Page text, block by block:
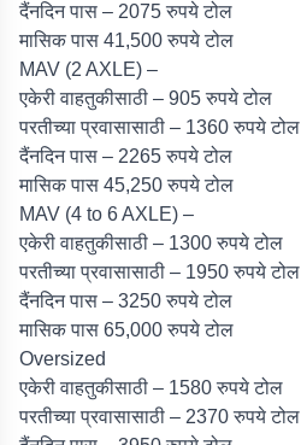
दैंनदिन पास – 2075 रुपये टोल
मासिक पास 41,500 रुपये टोल
MAV (2 AXLE) –
एकेरी वाहतुकीसाठी – 905 रुपये टोल
परतीच्या प्रवासासाठी – 1360 रुपये टोल
दैंनदिन पास – 2265 रुपये टोल
मासिक पास 45,250 रुपये टोल
MAV (4 to 6 AXLE) –
एकेरी वाहतुकीसाठी – 1300 रुपये टोल
परतीच्या प्रवासासाठी – 1950 रुपये टोल
दैंनदिन पास – 3250 रुपये टोल
मासिक पास 65,000 रुपये टोल
Oversized
एकेरी वाहतुकीसाठी – 1580 रुपये टोल
परतीच्या प्रवासासाठी – 2370 रुपये टोल